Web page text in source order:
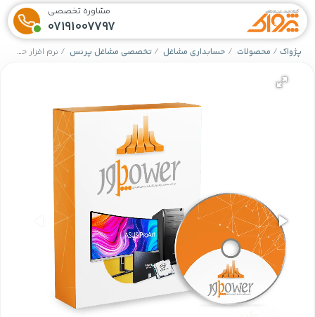
مشاوره تخصصی
07191007797
پژواک محصولات حسابداری مشاغل تخصصی مشاغل پرنس نرم افزار حسابداری خدمات کامپیوتری و ماشین اداری (پاور)